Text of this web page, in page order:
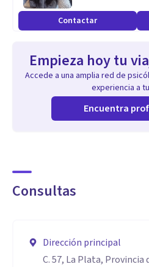
Contactar
Empieza hoy tu
Accede a una amplia red de
experiencia a
Encuentra
Consultas
Dirección principal
C. 57, La Plata, Provincia